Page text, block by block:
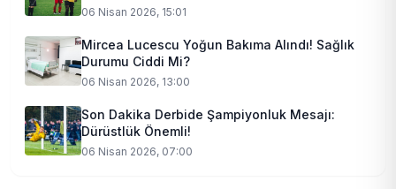
06 Nisan 2026, 15:01
Mircea Lucescu Yoğun Bakıma Alındı! Sağlık
Durumu Ciddi Mi?
06 Nisan 2026, 13:00
Son Dakika Derbide Şampiyonluk Mesajı:
Dürüstlük Önemli!
06 Nisan 2026, 07:00